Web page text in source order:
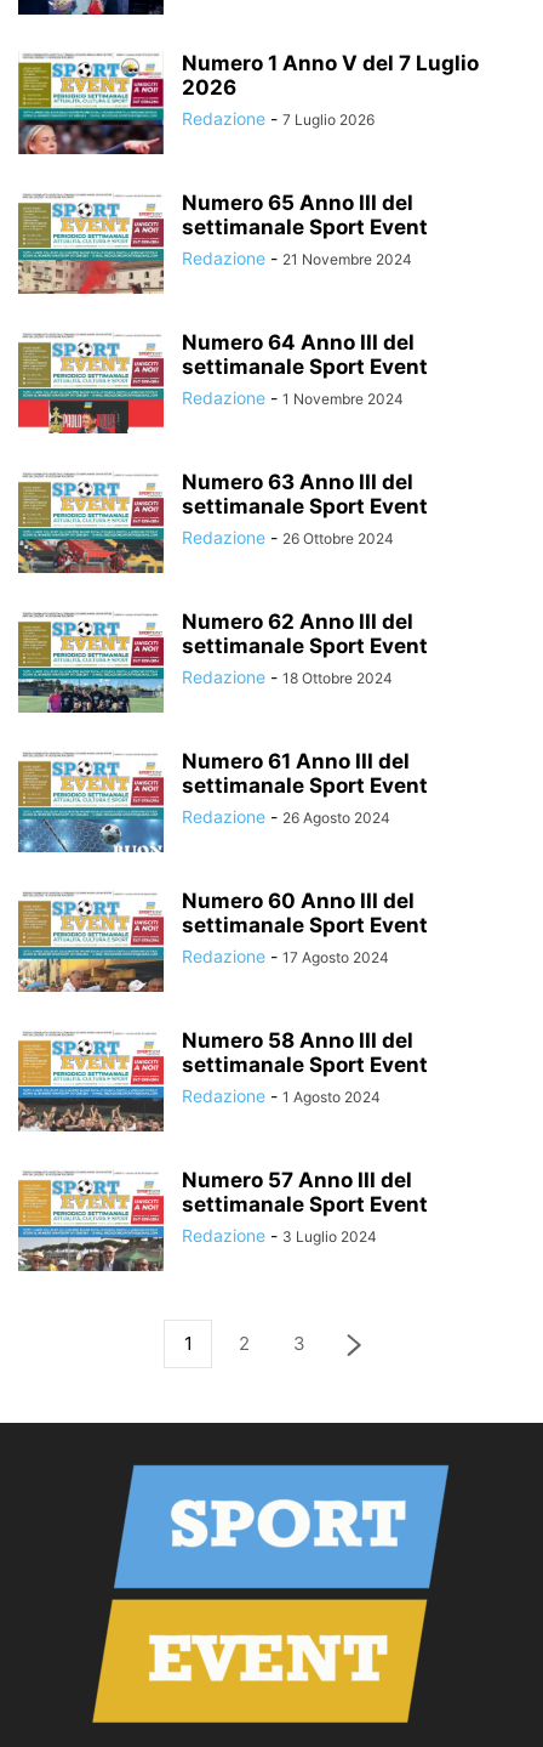
Numero 1 Anno V del 7 Luglio
2026
Redazione - 7 Luglio 2026
Numero 65 Anno III del
settimanale Sport Event
Redazione - 21 Novembre 2024
Numero 64 Anno III del
settimanale Sport Event
Redazione - 1 Novembre 2024
Numero 63 Anno III del
settimanale Sport Event
Redazione - 26 Ottobre 2024
Numero 62 Anno III del
settimanale Sport Event
Redazione - 18 Ottobre 2024
Numero 61 Anno III del
settimanale Sport Event
Redazione - 26 Agosto 2024
Numero 60 Anno III del
settimanale Sport Event
Redazione - 17 Agosto 2024
Numero 58 Anno III del
settimanale Sport Event
Redazione - 1 Agosto 2024
Numero 57 Anno III del
settimanale Sport Event
Redazione - 3 Luglio 2024
1 2 3